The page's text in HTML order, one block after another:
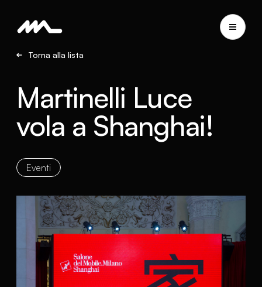
Torna alla lista
Martinelli Luce
vola a Shanghai!
Eventi